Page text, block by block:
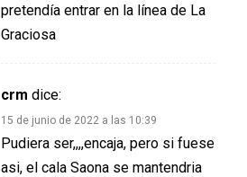
pretendía entrar en la línea de La
Graciosa
crm dice:
15 de junio de 2022 a las 10:39
Pudiera ser,,,,encaja, pero si fuese
asi, el cala Saona se mantendria